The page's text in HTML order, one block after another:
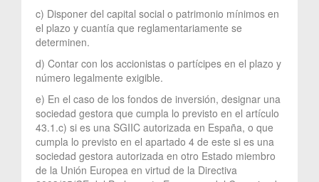
c) Disponer del capital social o patrimonio mínimos en
el plazo y cuantía que reglamentariamente se
determinen.
d) Contar con los accionistas o partícipes en el plazo y
número legalmente exigible.
e) En el caso de los fondos de inversión, designar una
sociedad gestora que cumpla lo previsto en el artículo
43.1.c) si es una SGIIC autorizada en España, o que
cumpla lo previsto en el apartado 4 de este si es una
sociedad gestora autorizada en otro Estado miembro
de la Unión Europea en virtud de la Directiva